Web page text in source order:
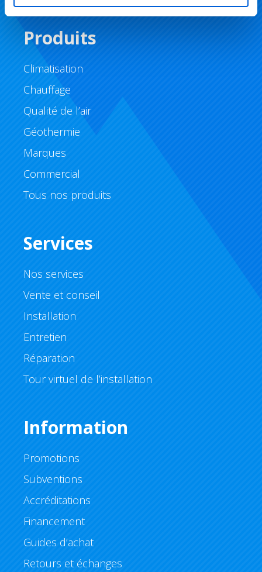
Produits
Climatisation
Chauffage
Qualité de l’air
Géothermie
Marques
Commercial
Tous nos produits
Services
Nos services
Vente et conseil
Installation
Entretien
Réparation
Tour virtuel de l’installation
Information
Promotions
Subventions
Accréditations
Financement
Guides d’achat
Retours et échanges